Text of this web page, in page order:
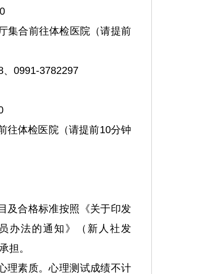
集合前往体检医院（请提前
、0991-3782297
往体检医院（请提前10分钟
及合格标准按照《关于印发
办法的通知》（新人社发
担。
理素质。心理测试成绩不计